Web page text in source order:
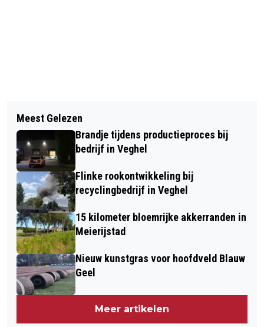
NIEUWS EN BEKENDMAKINGEN
GEMEENTE MEIERIJSTAD - WEEK 26
HANDTEKENINGEN GEZET ONDER
OVEREENKOMST BOUWPROJECT SINT-
OEDENRODE
Meest Gelezen
Brandje tijdens productieproces bij
bedrijf in Veghel
Flinke rookontwikkeling bij
recyclingbedrijf in Veghel
15 kilometer bloemrijke akkerranden in
Meierijstad
Nieuw kunstgras voor hoofdveld Blauw
Geel
Meer artikelen